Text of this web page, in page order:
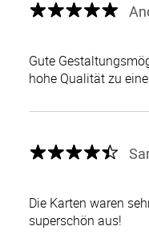
Gute
hohe Qualität zu
Die Karten waren
superschön aus!